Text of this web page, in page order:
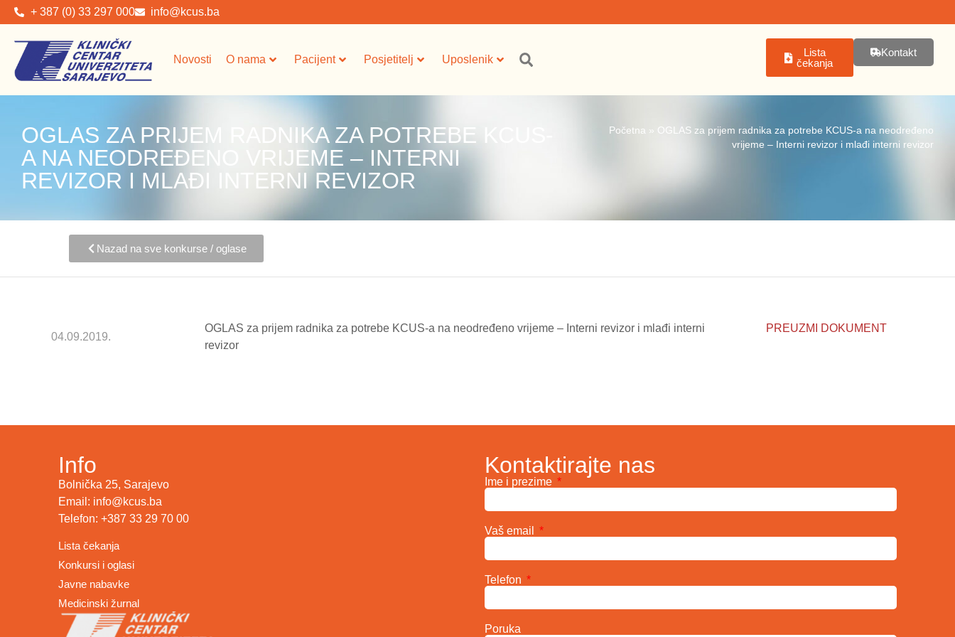
+ 387 (0) 33 297 000 info@kcus.ba
Novosti O nama Pacijent Posjetitelj Uposlenik
Lista
čekanja
Kontakt
OGLAS ZA PRIJEM RADNIKA ZA POTREBE KCUS-
A NA NEODREĐENO VRIJEME – INTERNI
REVIZOR I MLAĐI INTERNI REVIZOR
Početna » OGLAS za prijem radnika za potrebe KCUS-a na neodređeno
vrijeme – Interni revizor i mlađi interni revizor
Nazad na sve konkurse / oglase
04.09.2019.
OGLAS za prijem radnika za potrebe KCUS-a na neodređeno vrijeme – Interni revizor i mlađi interni
revizor
PREUZMI DOKUMENT
Info
Bolnička 25, Sarajevo
Email: info@kcus.ba
Telefon: +387 33 29 70 00
Lista čekanja
Konkursi i oglasi
Javne nabavke
Medicinski žurnal
Kontaktirajte nas
Ime i prezime
Vaš email
Telefon
Poruka